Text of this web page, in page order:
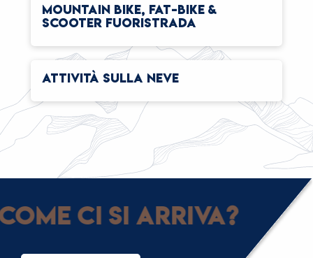
MOUNTAIN BIKE, FAT-BIKE &
SCOOTER FUORISTRADA
ATTIVITÀ SULLA NEVE
ci si arriva?